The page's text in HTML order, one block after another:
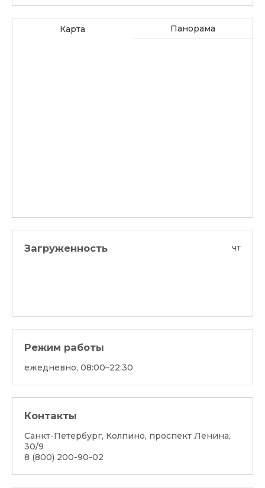
Карта Панорама
Загруженность чт
Режим работы
ежедневно, 08:00–22:30
Контакты
Санкт-Петербург, Колпино, проспект Ленина,
30/9
8 (800) 200-90-02